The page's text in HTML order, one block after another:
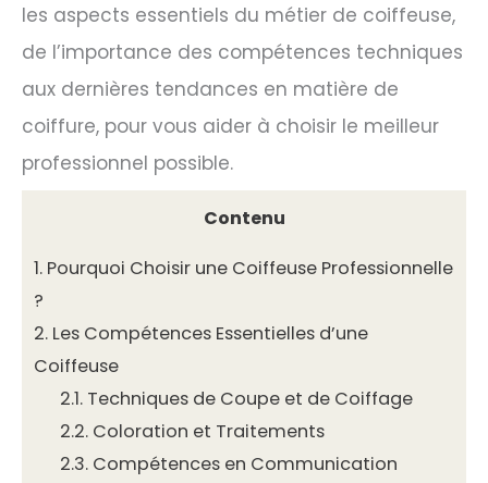
les aspects essentiels du métier de coiffeuse,
de l’importance des compétences techniques
aux dernières tendances en matière de
coiffure, pour vous aider à choisir le meilleur
professionnel possible.
Contenu
1. Pourquoi Choisir une Coiffeuse Professionnelle
?
2. Les Compétences Essentielles d’une
Coiffeuse
2.1. Techniques de Coupe et de Coiffage
2.2. Coloration et Traitements
2.3. Compétences en Communication